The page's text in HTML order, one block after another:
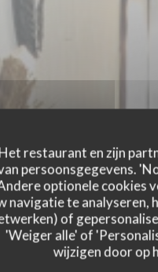
restaurant en zijn
persoonsgegevens.
optionele cookies
navigatie te analyseren,
of
'Weiger alle' of
wijzigen door op